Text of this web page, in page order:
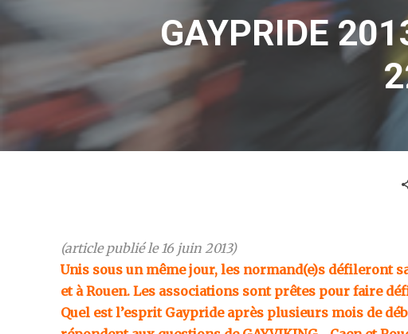
GAYPRIDE
(article publié le 16 juin 2013)
Unis sous un même jour, les normand(e)s défileront
et à Rouen. Les associations sont prêtes pour faire
Quel est l’esprit Gaypride après plusieurs mois de